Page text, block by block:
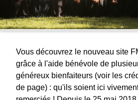
Vous découvrez le nouveau site
grâce à l'aide bénévole de
généreux bienfaiteurs (voir les
de page) : qu'ils soient ici